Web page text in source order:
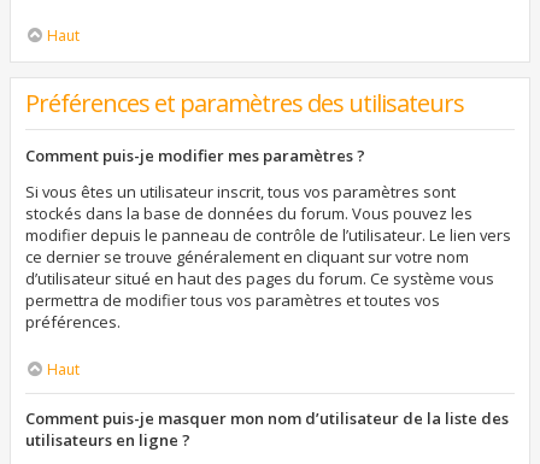
Haut
Préférences et paramètres des utilisateurs
Comment puis-je modifier mes paramètres ?
Si vous êtes un utilisateur inscrit, tous vos paramètres sont
stockés dans la base de données du forum. Vous pouvez les
modifier depuis le panneau de contrôle de l’utilisateur. Le lien vers
ce dernier se trouve généralement en cliquant sur votre nom
d’utilisateur situé en haut des pages du forum. Ce système vous
permettra de modifier tous vos paramètres et toutes vos
préférences.
Haut
Comment puis-je masquer mon nom d’utilisateur de la liste des
utilisateurs en ligne ?